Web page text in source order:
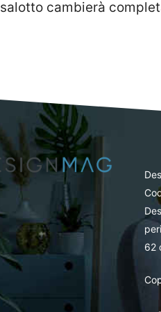
salotto cambierà
62